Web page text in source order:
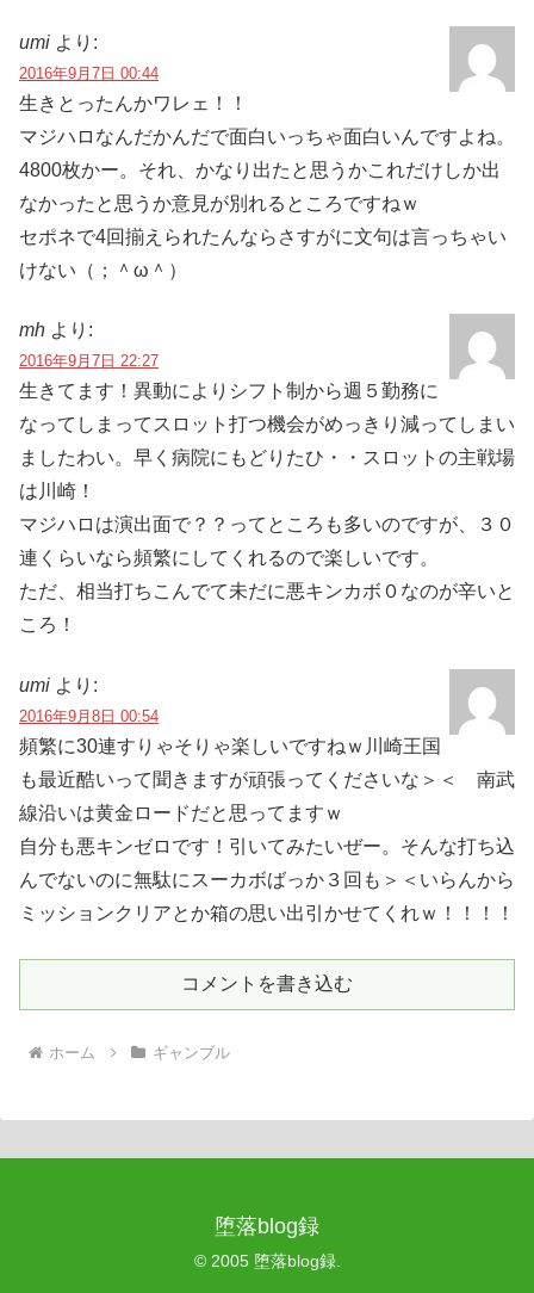
umi より:
2016年9月7日 00:44
生きとったんかワレェ！！
マジハロなんだかんだで面白いっちゃ面白いんですよね。
4800枚かー。それ、かなり出たと思うかこれだけしか出
なかったと思うか意見が別れるところですねｗ
セポネで4回揃えられたんならさすがに文句は言っちゃい
けない（；＾ω＾）
mh より:
2016年9月7日 22:27
生きてます！異動によりシフト制から週５勤務に
なってしまってスロット打つ機会がめっきり減ってしまい
ましたわい。早く病院にもどりたひ・・スロットの主戦場
は川崎！
マジハロは演出面で？？ってところも多いのですが、３０
連くらいなら頻繁にしてくれるので楽しいです。
ただ、相当打ちこんでて未だに悪キンカボ０なのが辛いと
ころ！
umi より:
2016年9月8日 00:54
頻繁に30連すりゃそりゃ楽しいですねｗ川崎王国
も最近酷いって聞きますが頑張ってくださいな＞＜ 南武
線沿いは黄金ロードだと思ってますｗ
自分も悪キンゼロです！引いてみたいぜー。そんな打ち込
んでないのに無駄にスーカボばっか３回も＞＜いらんから
ミッションクリアとか箱の思い出引かせてくれｗ！！！！
コメントを書き込む
ホーム ギャンブル
堕落blog録
© 2005 堕落blog録.